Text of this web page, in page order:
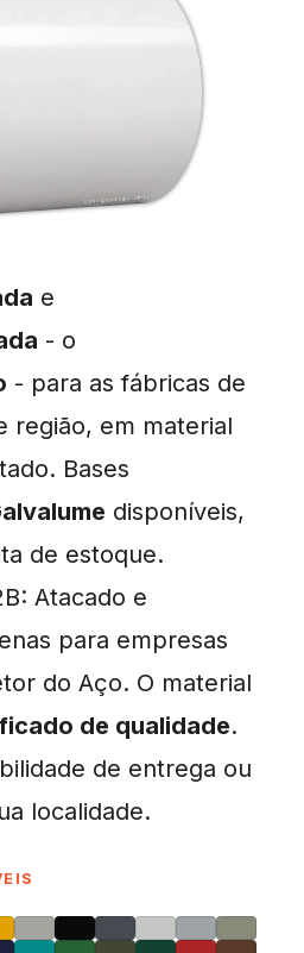
e
- o
- para as fábricas de
região, em material
Bases
disponíveis,
de estoque.
Atacado e
para empresas
do Aço. O material
de qualidade.
de entrega ou
localidade.